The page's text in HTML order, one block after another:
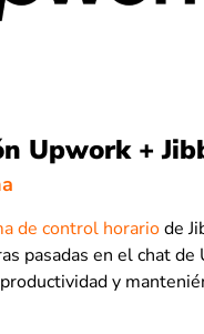
Upwork +
de control horariode
pasadas en el chat de
y